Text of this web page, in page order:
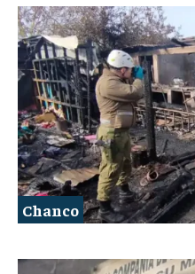
Chanco